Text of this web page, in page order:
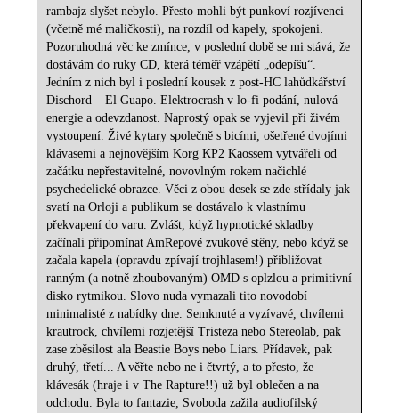
rambajz slyšet nebylo. Přesto mohli být punkoví rozjívenci
(včetně mé maličkosti), na rozdíl od kapely, spokojeni.
Pozoruhodná věc ke zmínce, v poslední době se mi stává, že
dostávám do ruky CD, která téměř vzápětí „odepíšu“.
Jedním z nich byl i poslední kousek z post-HC lahůdkářství
Dischord – El Guapo. Elektrocrash v lo-fi podání, nulová
energie a odevzdanost. Naprostý opak se vyjevil při živém
vystoupení. Živé kytary společně s bicími, ošetřené dvojími
klávasemi a nejnovějším Korg KP2 Kaossem vytvářeli od
začátku nepřestavitelné, novovlným rokem načichlé
psychedelické obrazce. Věci z obou desek se zde střídaly jak
svatí na Orloji a publikum se dostávalo k vlastnímu
překvapení do varu. Zvlášt, když hypnotické skladby
začínali připomínat AmRepové zvukové stěny, nebo když se
začala kapela (opravdu zpívají trojhlasem!) přibližovat
ranným (a notně zhoubovaným) OMD s oplzlou a primitivní
disko rytmikou. Slovo nuda vymazali tito novodobí
minimalisté z nabídky dne. Semknuté a vyzívavé, chvílemi
krautrock, chvílemi rozjetější Tristeza nebo Stereolab, pak
zase zběsilost ala Beastie Boys nebo Liars. Přídavek, pak
druhý, třetí... A věřte nebo ne i čtvrtý, a to přesto, že
klávesák (hraje i v The Rapture!!) už byl oblečen a na
odchodu. Byla to fantazie, Svoboda zažila audiofilský